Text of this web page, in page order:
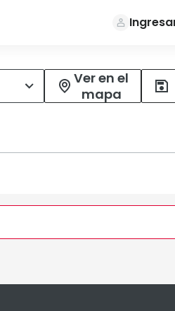
Ver en el
mapa